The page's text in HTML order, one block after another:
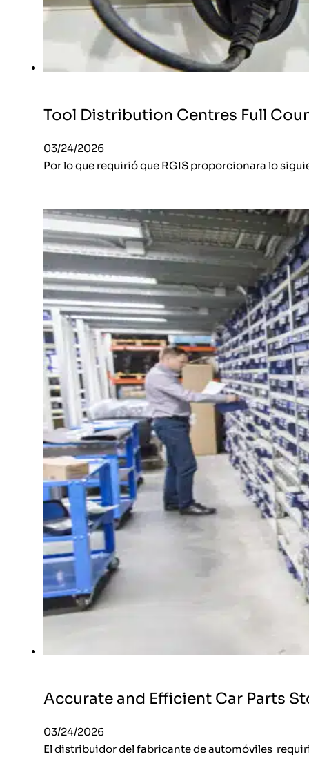
Tool Distribution Centres Full
03/24/2026
Por lo que requirió que RGIS proporcionara lo
Accurate and Efficient Car Parts
03/24/2026
El distribuidor del fabricante de automóviles